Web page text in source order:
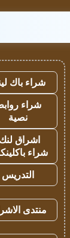
شراء باك
شراء
نصية
اشراق
شراء
التدريس
منتدى